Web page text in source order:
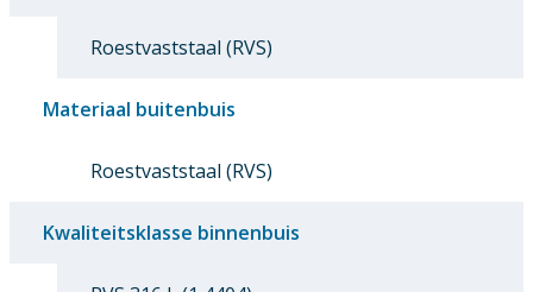
Roestvaststaal (RVS)
Materiaal buitenbuis
Roestvaststaal (RVS)
Kwaliteitsklasse binnenbuis